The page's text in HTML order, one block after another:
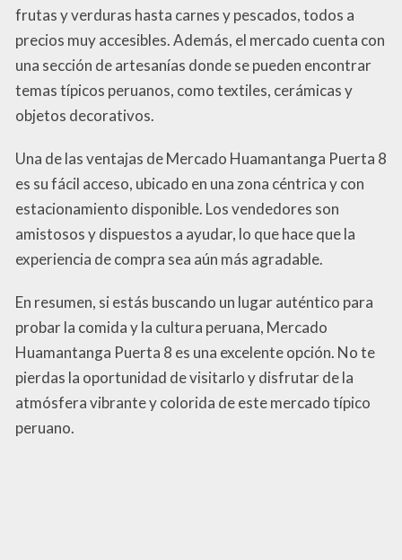
frutas y verduras hasta carnes y pescados, todos a
precios muy accesibles. Además, el mercado cuenta con
una sección de artesanías donde se pueden encontrar
temas típicos peruanos, como textiles, cerámicas y
objetos decorativos.
Una de las ventajas de Mercado Huamantanga Puerta 8
es su fácil acceso, ubicado en una zona céntrica y con
estacionamiento disponible. Los vendedores son
amistosos y dispuestos a ayudar, lo que hace que la
experiencia de compra sea aún más agradable.
En resumen, si estás buscando un lugar auténtico para
probar la comida y la cultura peruana, Mercado
Huamantanga Puerta 8 es una excelente opción. No te
pierdas la oportunidad de visitarlo y disfrutar de la
atmósfera vibrante y colorida de este mercado típico
peruano.